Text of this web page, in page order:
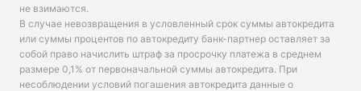
не взимаются.
В случае невозвращения в условленный срок суммы автокредита
или суммы процентов по автокредиту банк-партнер оставляет за
собой право начислить штраф за просрочку платежа в среднем
размере 0,1% от первоначальной суммы автокредита. При
несоблюдении условий погашения автокредита данные о